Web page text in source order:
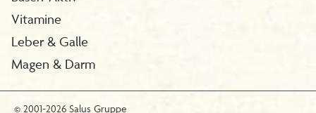
Vitamine
Leber & Galle
Magen & Darm
© 2001-2026 Salus Gruppe